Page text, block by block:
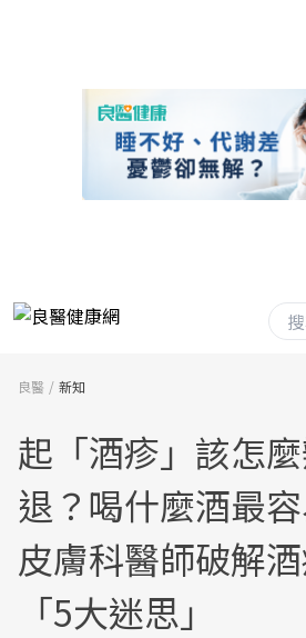
良醫 新知
起「酒疹」該怎
退？喝什麼酒最
皮膚科醫師破解
「5大迷思」